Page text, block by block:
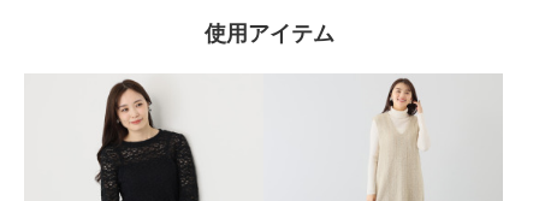
使用アイテム